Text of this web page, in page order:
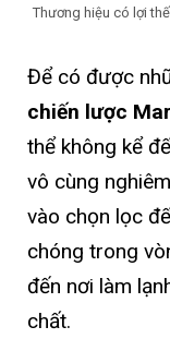
Thương hiệu có lợi
Để có được
chiến lược
thể không kể
vô cùng
vào chọn lọc
chóng trong
đến nơi làm
chất.